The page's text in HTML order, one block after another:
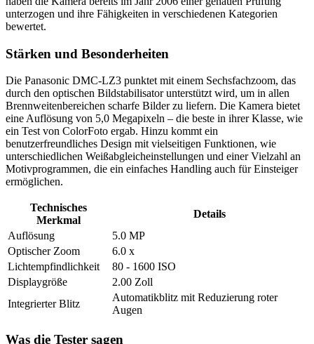
unterzogen und ihre Fähigkeiten in verschiedenen Kategorien
bewertet.
Stärken und Besonderheiten
Die Panasonic DMC-LZ3 punktet mit einem Sechsfachzoom, das
durch den optischen Bildstabilisator unterstützt wird, um in allen
Brennweitenbereichen scharfe Bilder zu liefern. Die Kamera bietet
eine Auflösung von 5,0 Megapixeln – die beste in ihrer Klasse, wie
ein Test von ColorFoto ergab. Hinzu kommt ein
benutzerfreundliches Design mit vielseitigen Funktionen, wie
unterschiedlichen Weißabgleicheinstellungen und einer Vielzahl an
Motivprogrammen, die ein einfaches Handling auch für Einsteiger
ermöglichen.
Technisches
Merkmal
Details
Auflösung
5.0 MP
Optischer Zoom
6.0 x
Lichtempfindlichkeit
80 - 1600 ISO
Displaygröße
2.00 Zoll
Integrierter Blitz
Automatikblitz mit Reduzierung roter
Augen
Was die Tester sagen